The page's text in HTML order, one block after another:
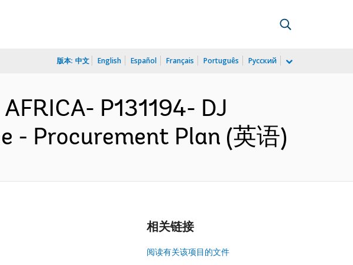
版本: 中文 English Español Français Português Русский
P131194- DJ
- Procurement Plan (英语)
相关链接
阅读有关该项目的文件